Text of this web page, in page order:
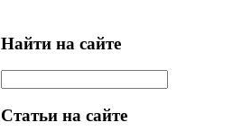
Найти на сайте
Статьи на сайте